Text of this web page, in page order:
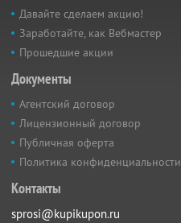
Давайте сделаем акцию!
Заработайте, как Вебмастер
Прошедшие акции
Документы
Агентский договор
Лицензионный договор
Публичная оферта
Политика конфиденциальности
Контакты
sprosi@kupikupon.ru